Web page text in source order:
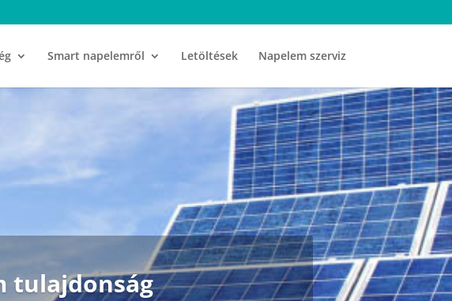
Smart napelemről Letöltések Napelem szerviz
tulajdonság